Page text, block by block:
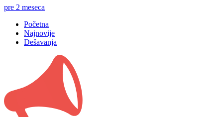
pre 2 meseca
Početna
Najnovije
Dešavanja